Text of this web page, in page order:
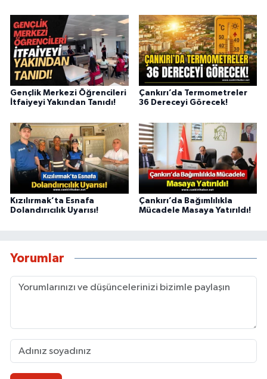
Gençlik Merkezi Öğrencileri
İtfaiyeyi Yakından Tanıdı!
Çankırı’da Termometreler
36 Dereceyi Görecek!
Kızılırmak’ta Esnafa
Dolandırıcılık Uyarısı!
Çankırı’da Bağımlılıkla
Mücadele Masaya Yatırıldı!
Yorumlar